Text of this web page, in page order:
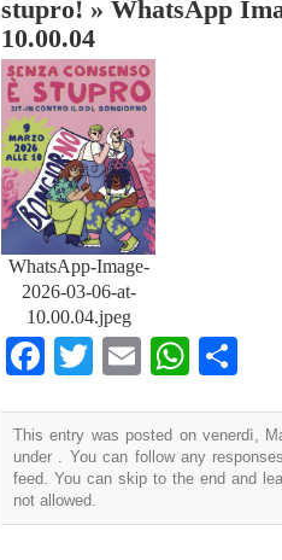
stupro! » WhatsApp
10.00.04
WhatsApp-Image-
2026-03-06-at-
10.00.04.jpeg
Facebook
TwitterEmail
This entry was posted on venerdì,
under . You can follow any
feed. You can skip to the end and
not allowed.